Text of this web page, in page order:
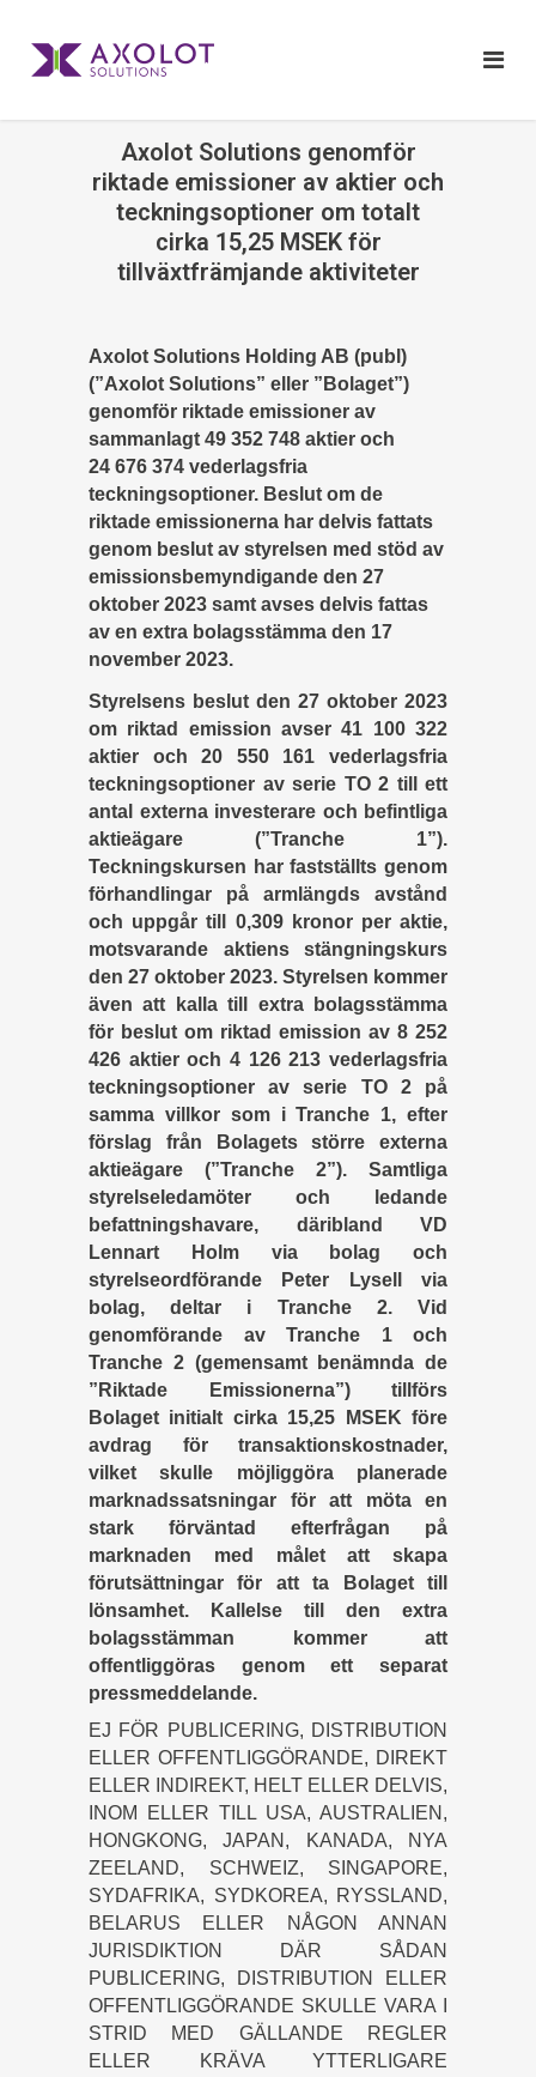
Axolot Solutions genomför
riktade emissioner av aktier och
teckningsoptioner om totalt
cirka 15,25 MSEK för
tillväxtfrämjande aktiviteter
Axolot Solutions Holding AB (publ)
(”Axolot Solutions” eller ”Bolaget”)
genomför riktade emissioner av
sammanlagt 49 352 748 aktier och
24 676 374 vederlagsfria
teckningsoptioner. Beslut om de
riktade emissionerna har delvis fattats
genom beslut av styrelsen med stöd av
emissionsbemyndigande den 27
oktober 2023 samt avses delvis fattas
av en extra bolagsstämma den 17
november 2023.
Styrelsens beslut den 27 oktober 2023
om riktad emission avser 41 100 322
aktier och 20 550 161 vederlagsfria
teckningsoptioner av serie TO 2 till ett
antal externa investerare och befintliga
aktieägare (”Tranche 1”).
Teckningskursen har fastställts genom
förhandlingar på armlängds avstånd
och uppgår till 0,309 kronor per aktie,
motsvarande aktiens stängningskurs
den 27 oktober 2023. Styrelsen kommer
även att kalla till extra bolagsstämma
för beslut om riktad emission av 8 252
426 aktier och 4 126 213 vederlagsfria
teckningsoptioner av serie TO 2 på
samma villkor som i Tranche 1, efter
förslag från Bolagets större externa
aktieägare (”Tranche 2”). Samtliga
styrelseledamöter och ledande
befattningshavare, däribland VD
Lennart Holm via bolag och
styrelseordförande Peter Lysell via
bolag, deltar i Tranche 2. Vid
genomförande av Tranche 1 och
Tranche 2 (gemensamt benämnda de
”Riktade Emissionerna”) tillförs
Bolaget initialt cirka 15,25 MSEK före
avdrag för transaktionskostnader,
vilket skulle möjliggöra planerade
marknadssatsningar för att möta en
stark förväntad efterfrågan på
marknaden med målet att skapa
förutsättningar för att ta Bolaget till
lönsamhet. Kallelse till den extra
bolagsstämman kommer att
offentliggöras genom ett separat
pressmeddelande.
EJ FÖR PUBLICERING, DISTRIBUTION
ELLER OFFENTLIGGÖRANDE, DIREKT
ELLER INDIREKT, HELT ELLER DELVIS,
INOM ELLER TILL USA, AUSTRALIEN,
HONGKONG, JAPAN, KANADA, NYA
ZEELAND, SCHWEIZ, SINGAPORE,
SYDAFRIKA, SYDKOREA, RYSSLAND,
BELARUS ELLER NÅGON ANNAN
JURISDIKTION DÄR SÅDAN
PUBLICERING, DISTRIBUTION ELLER
OFFENTLIGGÖRANDE SKULLE VARA I
STRID MED GÄLLANDE REGLER
ELLER KRÄVA YTTERLIGARE